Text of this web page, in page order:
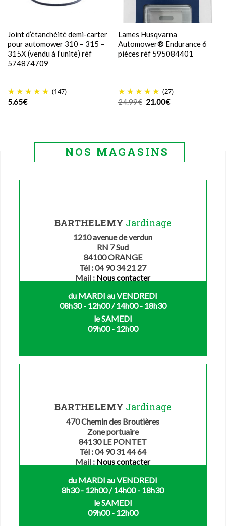
Joint d’étanchéité demi-carter
pour automower 310 – 315 –
315X (vendu à l’unité) réf
574874709
(147)
5.65€
Lames Husqvarna
Automower® Endurance 6
pièces réf 595084401
(27)
24.99€ Le
prix
21.00€Le
prix
NOS MAGASINS
BARTHELEMY Jardinage
1210 avenue de verdun
RN 7 Sud
84100 ORANGE
Tél : 04 90 34 21 27
Mail : Nous contacter
du MARDI au VENDREDI
08h30 - 12h00 / 14h00 - 18h30
le SAMEDI
09h00 - 12h00
BARTHELEMY Jardinage
470 Chemin des Broutières
Zone portuaire
84130 LE PONTET
Tél : 04 90 31 44 64
Mail : Nous contacter
du MARDI au VENDREDI
8h30 - 12h00 / 14h00 - 18h30
le SAMEDI
09h00 - 12h00